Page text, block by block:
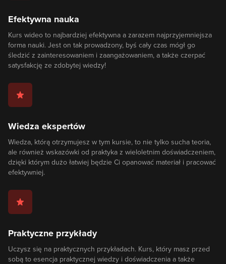
Efektywna nauka
Kurs wideo to najbardziej efektywna a zarazem najprzyjemniejsza
forma nauki. Jest on tak prowadzony, byś cały czas mógł go
śledzić z zainteresowaniem i zaangażowaniem, a także czerpać
satysfakcję ze zdobytej wiedzy!
Wiedza ekspertów
Wiedza, którą otrzymujesz w tym kursie, to nie tylko sucha teoria,
ale również wskazówki od praktyka z wieloletnim doświadczeniem,
dzięki którym dużo łatwiej będzie Ci opanować materiał i pracować
efektywniej.
Praktyczne przykłady
Uczysz się na praktycznych przykładach. Kurs, który masz przed
sobą to esencja praktycznej wiedzy i doświadczenia a także